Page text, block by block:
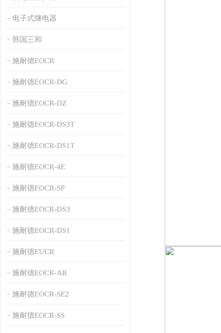
电子式继电器
韩国三和
施耐德EOCR
施耐德EOCR-DG
施耐德EOCR-DZ
施耐德EOCR-DS3T
施耐德EOCR-DS1T
施耐德EOCR-4E
施耐德EOCR-SP
施耐德EOCR-DS3
施耐德EOCR-DS1
施耐德EUCR
施耐德EOCR-AR
施耐德EOCR-SE2
施耐德EOCR-SS